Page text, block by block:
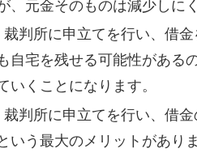
、元金そのものは減少しに
裁判所に申立てを行い、借
自宅を残せる可能性がある
いくことになります。
裁判所に申立てを行い、借
いう最大のメリットがあり